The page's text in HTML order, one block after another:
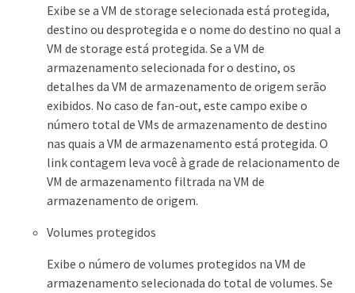
Exibe se a VM de storage selecionada está protegida,
destino ou desprotegida e o nome do destino no qual a
VM de storage está protegida. Se a VM de
armazenamento selecionada for o destino, os
detalhes da VM de armazenamento de origem serão
exibidos. No caso de fan-out, este campo exibe o
número total de VMs de armazenamento de destino
nas quais a VM de armazenamento está protegida. O
link contagem leva você à grade de relacionamento de
VM de armazenamento filtrada na VM de
armazenamento de origem.
Volumes protegidos
Exibe o número de volumes protegidos na VM de
armazenamento selecionada do total de volumes. Se